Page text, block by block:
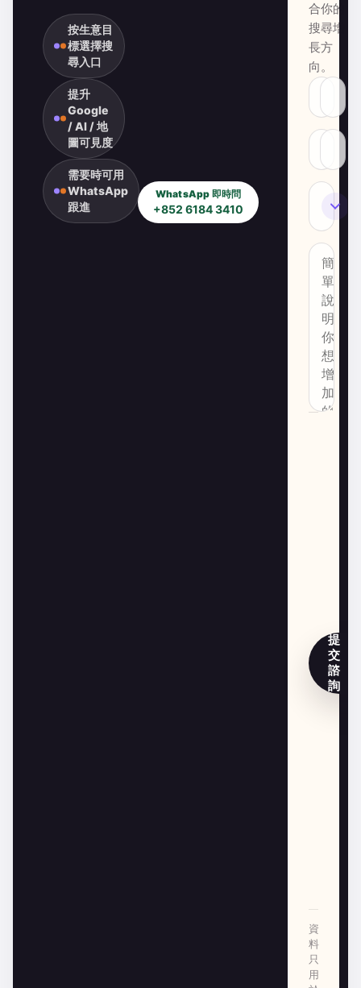
按生意目
標選擇搜
尋入口
提升
Google
/ AI / 地
圖可見度
需要時可用
WhatsApp
跟進
WhatsApp 即時問
+852 6184 3410
合你的
搜尋增
長方
向。
SEO
提
交
諮
詢
資
料
只
用